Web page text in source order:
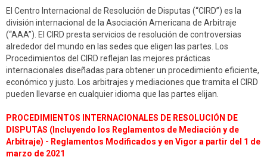
El Centro Internacional de Resolución de Disputas (“CIRD”) es la
división internacional de la Asociación Americana de Arbitraje
(“AAA”). El CIRD presta servicios de resolución de controversias
alrededor del mundo en las sedes que eligen las partes. Los
Procedimientos del CIRD reflejan las mejores prácticas
internacionales diseñadas para obtener un procedimiento eficiente,
económico y justo. Los arbitrajes y mediaciones que tramita el CIRD
pueden llevarse en cualquier idioma que las partes elijan.
PROCEDIMIENTOS INTERNACIONALES DE RESOLUCIÓN DE
DISPUTAS (Incluyendo los Reglamentos de Mediación y de
Arbitraje) - Reglamentos Modificados y en Vigor a partir del 1 de
marzo de 2021